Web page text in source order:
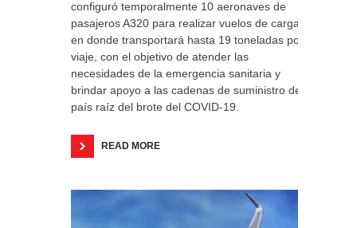
configuró temporalmente 10 aeronaves de
pasajeros A320 para realizar vuelos de carga,
en donde transportará hasta 19 toneladas por
viaje, con el objetivo de atender las
necesidades de la emergencia sanitaria y
brindar apoyo a las cadenas de suministro del
país raíz del brote del COVID-19.
READ MORE